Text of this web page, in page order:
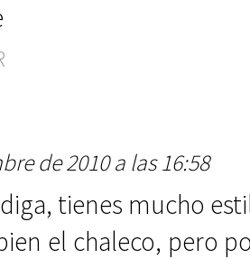
de 2010 a las 16:58
tienes mucho
el chaleco, pero